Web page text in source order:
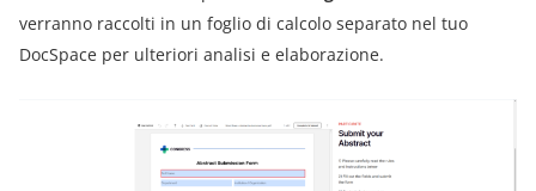
verranno raccolti in un foglio di calcolo separato nel tuo
DocSpace per ulteriori analisi e elaborazione.